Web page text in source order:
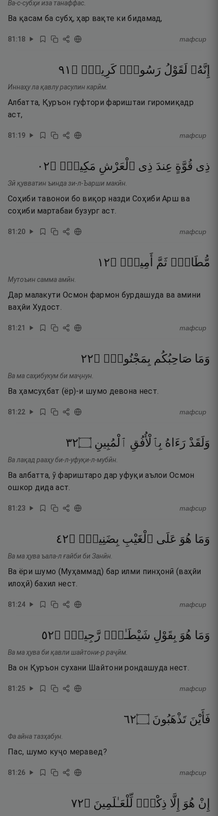
Ва-с-субҳи иза танаффас.
Ва қасам ба субҳ, ҳар вақте ки бидамад,
81:18 тафсир
إِنَّهُۥ لَقَوْلُ رَسُولٍۢ كَرِيمٍۢ ۝ ١٩
Иннаҳу ла қавлу расулин карӣм.
Албатта, Қуръон гуфтори фариштаи гиромиқадр
аст,
81:19 тафсир
ذِى قُوَّةٍ عِندَ ذِى ٱلْعَرْشِ مَكِينٍۢ ۝٢٠
Зӣ қувватин ъинда зи-л-Ъарши макӣн.
Соҳиби тавонои бо виқор назди Соҳиби Арш ва
соҳиби мартабаи бузург аст.
81:20 тафсир
مُّطَاعٍۢ ثَمَّ أَمِينٍۢ ۝٢١
Мутоъин самма амӣн.
Дар малакути Осмон фармон бурдашуда ва амини
ваҳйи Худост.
81:21 тафсир
وَمَا صَاحِبُكُم بِمَجْنُونٍۢ ۝٢٢
Ва ма саҳибукум би маҷнун.
Ва ҳамсуҳбат (ёр)-и шумо девона нест.
81:22 тафсир
وَلَقَدْ رَءَاهُ بِٱلْأُفُقِ ٱلْمُبِينِ ۝٢٣
Ва лақад рааҳу би-л-уфуқи-л-мубӣн.
Ва албатта, ӯ фариштаро дар уфуқи аълои Осмон
ошкор дида аст.
81:23 тафсир
وَمَا هُوَ عَلَى ٱلْغَيْبِ بِضَنِينٍۢ ۝٢٤
Ва ма ҳува ъала-л ғайби би Занӣн.
Ва ёри шумо (Муҳаммад) бар илми пинҳонӣ (ваҳйи
илоҳӣ) бахил нест.
81:24 тафсир
وَمَا هُوَ بِقَوْلِ شَيْطَـٰنٍۢ رَّجِيمٍۢ ۝٢٥
Ва ма ҳува би қавли шайтони-р раҷӣм.
Ва он Қуръон сухани Шайтони рондашуда нест.
81:25 тафсир
فَأَيْنَ تَذْهَبُونَ ۝٢٦
Фа айна тазҳабун.
Пас, шумо куҷо меравед?
81:26 тафсир
إِنْ هُوَ إِلَّا ذِكْرٌۭ لِّلْعَـٰلَمِينَ ۝٢٧